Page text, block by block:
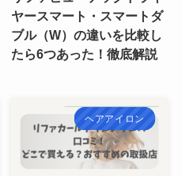
ヤースマート・スマートダ
ブル（W）の違いを比較し
たら6つあった！徹底解説
ヘアアイロン